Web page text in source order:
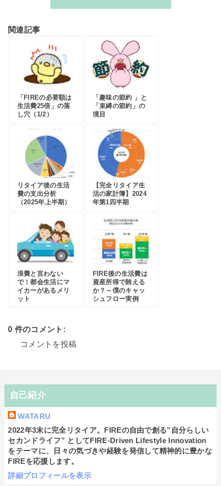
関連記事
「FIREの必要額は
生活費25倍」の落
し穴（1/2）
「趣味の節約 」と
「束縛の節約」の
境目
リタイア後の生活
費の支出分析
（2025年上半期）
【完全リタイア生
活の家計簿】2024
年第1四半期
浪費と言わない
で！都会生活にマ
イカーがあるメリ
ット
FIRE後の生活費は
資産所得で賄える
か？～僕のキャッ
シュフロー実例
0 件のコメント:
コメントを投稿
自己紹介
WATARU
2022年3末に完全リタイア。FIREの自由で創る”自分らしい
セカンドライフ” としてFIRE-Driven Lifestyle Innovation
をテーマに、日々の気づきや経験を発信して精神的に豊かな
FIREを応援します。
詳細プロフィールを表示